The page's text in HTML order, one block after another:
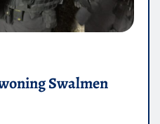
Swalmen